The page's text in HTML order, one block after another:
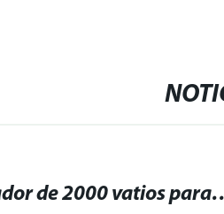
Potente generador de 2000 vatios